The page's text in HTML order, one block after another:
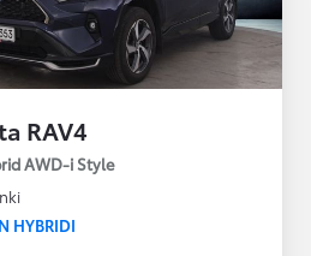
/ Moottorinlämmitin!
RAV4
AWD-i Style
HYBRIDI